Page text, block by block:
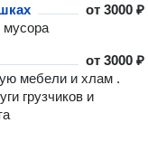
от3000 ₽
мусора
от3000 ₽
мебели и хлам .
грузчиков и